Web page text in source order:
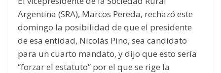
Argentina (SRA), Marcos Pereda, rechazó este
domingo la posibilidad de que el presidente
de esa entidad, Nicolás Pino, sea candidato
para un cuarto mandato, y dijo que esto sería
“forzar el estatuto” por el que se rige la